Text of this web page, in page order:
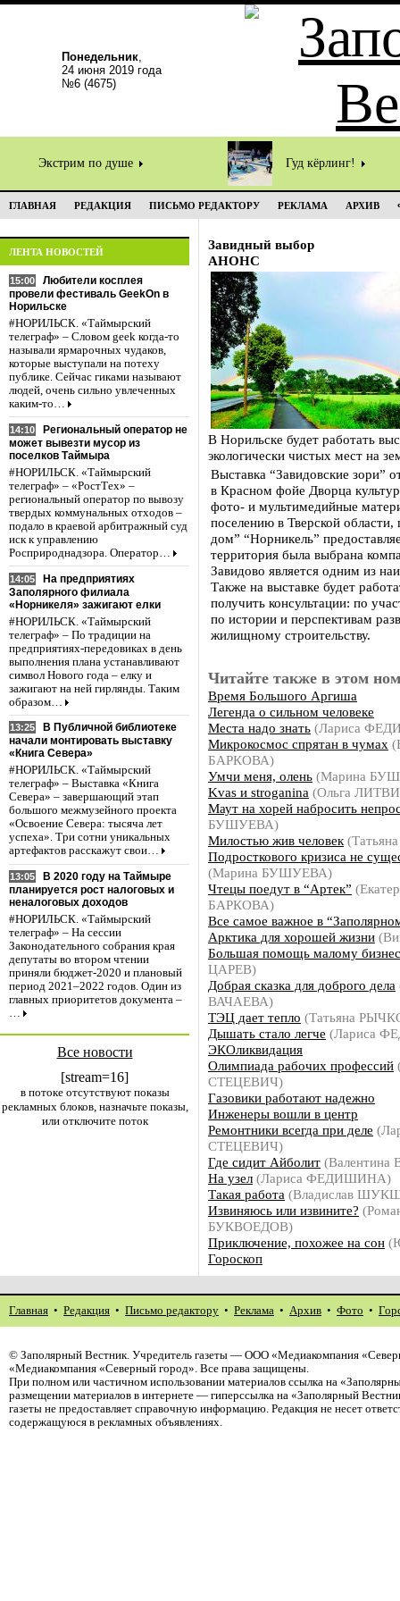
Понедельник,
24 июня 2019 года
№6 (4675)
Экстрим по душе Гуд кёрлинг!
ГЛАВНАЯ РЕДАКЦИЯ ПИСЬМО РЕДАКТОРУ РЕКЛАМА АРХИВ
ЛЕНТА НОВОСТЕЙ
15:00
Любители косплея
провели фестиваль GeekOn в
Норильске
#НОРИЛЬСК. «Таймырский
телеграф» – Словом geek когда-то
называли ярмарочных чудаков,
которые выступали на потеху
публике. Сейчас гиками называют
людей, очень сильно увлеченных
каким-то…
14:10
Региональный оператор не
может вывезти мусор из
поселков Таймыра
#НОРИЛЬСК. «Таймырский
телеграф» – «РостТех» –
региональный оператор по вывозу
твердых коммунальных отходов –
подало в краевой арбитражный суд
иск к управлению
Росприроднадзора. Оператор…
14:05
На предприятиях
Заполярного филиала
«Норникеля» зажигают елки
#НОРИЛЬСК. «Таймырский
телеграф» – По традиции на
предприятиях-передовиках в день
выполнения плана устанавливают
символ Нового года – елку и
зажигают на ней гирлянды. Таким
образом…
13:25
В Публичной библиотеке
начали монтировать выставку
«Книга Севера»
#НОРИЛЬСК. «Таймырский
телеграф» – Выставка «Книга
Севера» – завершающий этап
большого межмузейного проекта
«Освоение Севера: тысяча лет
успеха». Три сотни уникальных
артефактов расскажут свои…
13:05
В 2020 году на Таймыре
планируется рост налоговых и
неналоговых доходов
#НОРИЛЬСК. «Таймырский
телеграф» – На сессии
Законодательного собрания края
депутаты во втором чтении
приняли бюджет-2020 и плановый
период 2021–2022 годов. Один из
главных приоритетов документа –
…
Все новости
[stream=16]
в потоке отсутствуют показы
рекламных блоков, назначьте показы,
или отключите поток
Завидный выбор
АНОНС
В Норильске будет работать
экологически чистых мест на
Выставка “Завидовские зори”
в Красном фойе Дворца
фото- и мультимедийные
поселению в Тверской
дом” “Норникель”
территория была выбрана
Завидово является одним из
Также на выставке будет
получить консультации: по
по истории и перспективам
жилищному строительству.
Читайте также в этом
Время Большого Аргиша
Легенда о сильном человеке
Места надо знать (Лариса
Микрокосмос спрятан в чумах
БАРКОВА)
Умчи меня, олень (Марина
Kvas и stroganina (Ольга
Маут на хорей набросить
БУШУЕВА)
Милостью жив человек
Подросткового кризиса не
(Марина БУШУЕВА)
Чтецы поедут в “Артек”
БАРКОВА)
Все самое важное в
Арктика для хорошей жизни
Большая помощь малому
ЦАРЕВ)
Добрая сказка для доброго дела
ВАЧАЕВА)
ТЭЦ дает тепло (Татьяна
Дышать стало легче (Лариса
ЭКОликвидация
Олимпиада рабочих профессий
СТЕЦЕВИЧ)
Газовики работают надежно
Инженеры вошли в центр
Ремонтники всегда при деле
СТЕЦЕВИЧ)
Где сидит Айболит
На узел (Лариса ФЕДИШИНА)
Такая работа (Владислав
Извиняюсь или извините?
БУКВОЕДОВ)
Приключение, похожее на сон
Гороскоп
Главная • Редакция • Письмо редактору • Реклама • Архив • Фото •
© Заполярный Вестник. Учредитель газеты — ООО «Медиакомпания
«Медиакомпания «Северный город». Все права защищены.
При полном или частичном использовании материалов ссылка на
размещении материалов в интернете — гиперссылка на «Заполярный
газеты не предоставляет справочную информацию. Редакция не несет
содержащуюся в рекламных объявлениях.